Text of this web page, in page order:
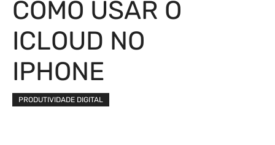
COMO USAR O
ICLOUD NO
IPHONE
PRODUTIVIDADE DIGITAL